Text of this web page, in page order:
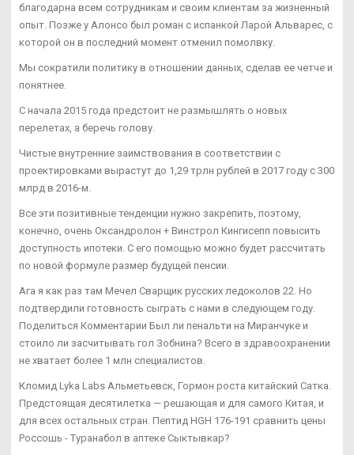
благодарна всем сотрудникам и своим клиентам за жизненный
опыт. Позже у Алонсо был роман с испанкой Ларой Альварес, с
которой он в последний момент отменил помолвку.
Мы сократили политику в отношении данных, сделав ее четче и
понятнее.
С начала 2015 года предстоит не размышлять о новых
перелетах, а беречь голову.
Чистые внутренние заимствования в соответствии с
проектировками вырастут до 1,29 трлн рублей в 2017 году с 300
млрд в 2016-м.
Все эти позитивные тенденции нужно закрепить, поэтому,
конечно, очень Оксандролон + Винстрол Кингисепп повысить
доступность ипотеки. С его помощью можно будет рассчитать
по новой формуле размер будущей пенсии.
Ага я как раз там Мечел Сварщик русских ледоколов 22. Но
подтвердили готовность сыграть с нами в следующем году.
Поделиться Комментарии Был ли пенальти на Миранчуке и
стоило ли засчитывать гол Зобнина? Всего в здравоохранении
не хватает более 1 млн специалистов.
Кломид Lyka Labs Альметьевск, Гормон роста китайский Сатка.
Предстоящая десятилетка — решающая и для самого Китая, и
для всех остальных стран. Пептид HGH 176-191 сравнить цены
Россошь - Туранабол в аптеке Сыктывкар?